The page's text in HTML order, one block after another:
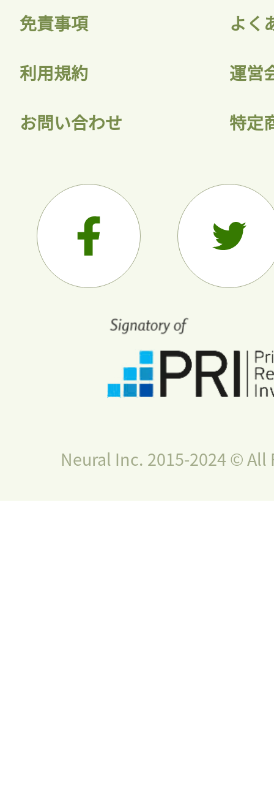
免責事項 よく
利用規約 運営
お問い合わせ 特定
Neural Inc. 2015-2024 © All